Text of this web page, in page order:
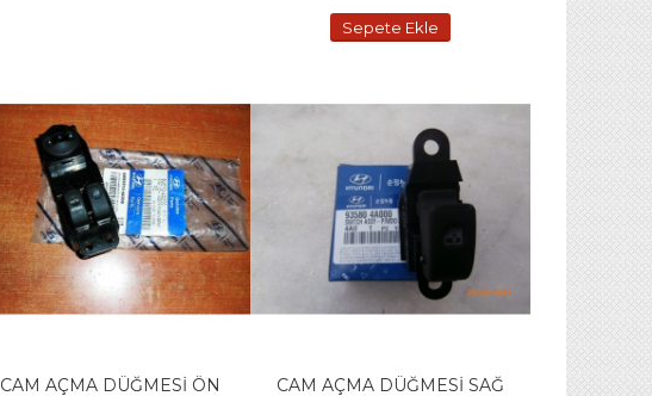
Sepete Ekle
CAM AÇMA DÜĞMESİ ÖN CAM AÇMA DÜĞMESİ SAĞ